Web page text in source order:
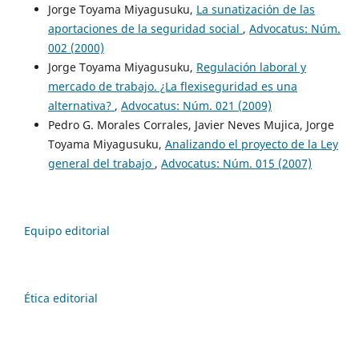
Jorge Toyama Miyagusuku, La sunatización de las
aportaciones de la seguridad social , Advocatus: Núm.
002 (2000)
Jorge Toyama Miyagusuku, Regulación laboral y
mercado de trabajo. ¿La flexiseguridad es una
alternativa? , Advocatus: Núm. 021 (2009)
Pedro G. Morales Corrales, Javier Neves Mujica, Jorge
Toyama Miyagusuku, Analizando el proyecto de la Ley
general del trabajo , Advocatus: Núm. 015 (2007)
Equipo editorial
Ética editorial